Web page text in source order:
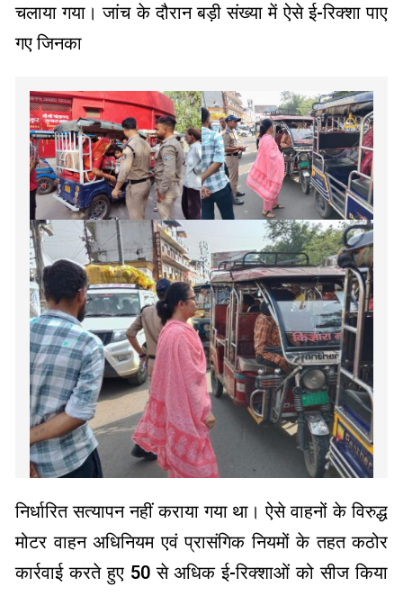
चलाया गया। जांच के दौरान बड़ी संख्या में ऐसे ई-रिक्शा पाए
गए जिनका
निर्धारित सत्यापन नहीं कराया गया था। ऐसे वाहनों के विरुद्ध
मोटर वाहन अधिनियम एवं प्रासंगिक नियमों के तहत कठोर
कार्रवाई करते हुए 50 से अधिक ई-रिक्शाओं को सीज किया